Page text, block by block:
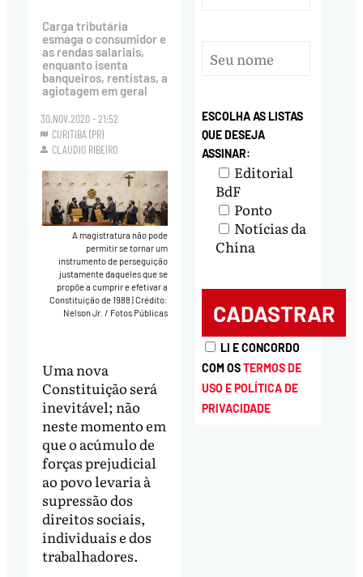
Carga tributária
esmaga o consumidor e
as rendas salariais,
enquanto isenta
banqueiros, rentistas, a
agiotagem em geral
30.NOV.2020 - 21:52
CURITIBA (PR)
CLAUDIO RIBEIRO
A magistratura não pode
permitir se tornar um
instrumento de perseguição
justamente daqueles que se
propõe a cumprir e efetivar a
Constituição de 1988|Crédito:
Nelson Jr. / Fotos Públicas
Uma nova
Constituição será
inevitável; não
neste momento em
que o acúmulo de
forças prejudicial
ao povo levaria à
supressão dos
direitos sociais,
individuais e dos
trabalhadores.
ESCOLHA AS LISTAS
QUE DESEJA
ASSINAR:
Editorial
BdF
Ponto
Notícias da
China
LI E CONCORDO
COM OSTERMOS DE
USO E POLÍTICA DE
PRIVACIDADE